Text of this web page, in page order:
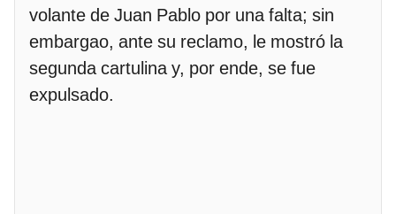
volante de Juan Pablo por una falta; sin
embargao, ante su reclamo, le mostró la
segunda cartulina y, por ende, se fue
expulsado.